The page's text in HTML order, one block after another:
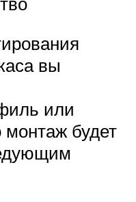
вы
или
монтаж будет